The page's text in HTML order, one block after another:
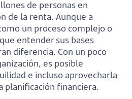
de personas en
de la renta. Aunque a
un proceso complejo o
entender sus bases
diferencia. Con un poco
es posible
e incluso aprovecharla
planificación financiera.